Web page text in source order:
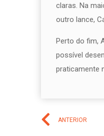
claras. Na
outro lance,
Perto do fim,
possível
praticamente
ANTERIOR